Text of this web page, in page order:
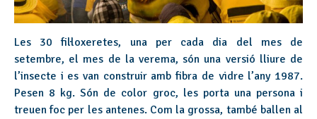
Les 30 fil·loxeretes, una per cada dia del mes de
setembre, el mes de la verema, són una versió lliure de
l’insecte i es van construir amb fibra de vidre l’any 1987.
Pesen 8 kg. Són de color groc, les porta una persona i
treuen foc per les antenes. Com la grossa, també ballen al